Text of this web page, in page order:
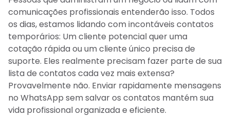
comunicações profissionais entenderão isso. Todos
os dias, estamos lidando com incontáveis contatos
temporários: Um cliente potencial quer uma
cotação rápida ou um cliente único precisa de
suporte. Eles realmente precisam fazer parte de sua
lista de contatos cada vez mais extensa?
Provavelmente não. Enviar rapidamente mensagens
no WhatsApp sem salvar os contatos mantém sua
vida profissional organizada e eficiente.